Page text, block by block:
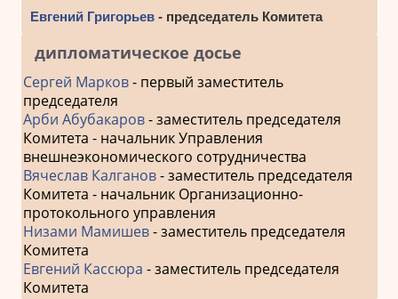
Евгений Григорьев- председатель Комитета
дипломатическое досье
Сергей Марков- первый заместитель
председателя
Арби Абубакаров- заместитель председателя
Комитета - начальник Управления
внешнеэкономического сотрудничества
Вячеслав Калганов- заместитель председателя
Комитета - начальник Организационно-
протокольного управления
Низами Мамишев- заместитель председателя
Комитета
Евгений Кассюра - заместитель председателя
Комитета